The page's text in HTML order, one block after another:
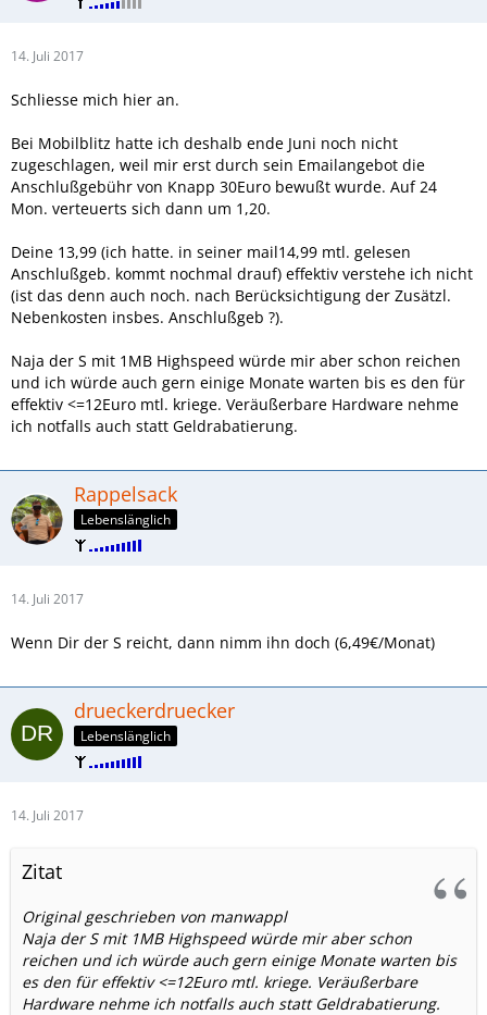
14. Juli 2017
Schliesse mich hier an.
Bei Mobilblitz hatte ich deshalb ende Juni noch nicht
zugeschlagen, weil mir erst durch sein Emailangebot die
Anschlußgebühr von Knapp 30Euro bewußt wurde. Auf 24
Mon. verteuerts sich dann um 1,20.
Deine 13,99 (ich hatte. in seiner mail14,99 mtl. gelesen
Anschlußgeb. kommt nochmal drauf) effektiv verstehe ich nicht
(ist das denn auch noch. nach Berücksichtigung der Zusätzl.
Nebenkosten insbes. Anschlußgeb ?).
Naja der S mit 1MB Highspeed würde mir aber schon reichen
und ich würde auch gern einige Monate warten bis es den für
effektiv <=12Euro mtl. kriege. Veräußerbare Hardware nehme
ich notfalls auch statt Geldrabatierung.
Rappelsack
Lebenslänglich
14. Juli 2017
Wenn Dir der S reicht, dann nimm ihn doch (6,49€/Monat)
drueckerdruecker
Lebenslänglich
14. Juli 2017
Zitat
Original geschrieben von manwappl
Naja der S mit 1MB Highspeed würde mir aber schon
reichen und ich würde auch gern einige Monate warten bis
es den für effektiv <=12Euro mtl. kriege. Veräußerbare
Hardware nehme ich notfalls auch statt Geldrabatierung.